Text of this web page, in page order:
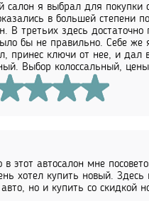
салон я выбрал для покупки
в большей степени
В третьих здесь
бы не правильно. Себе же
принес ключи от нее, и дал
Выбор колоссальный,
в этот автосалон мне
хотел купить новый.
но и купить со скидкой